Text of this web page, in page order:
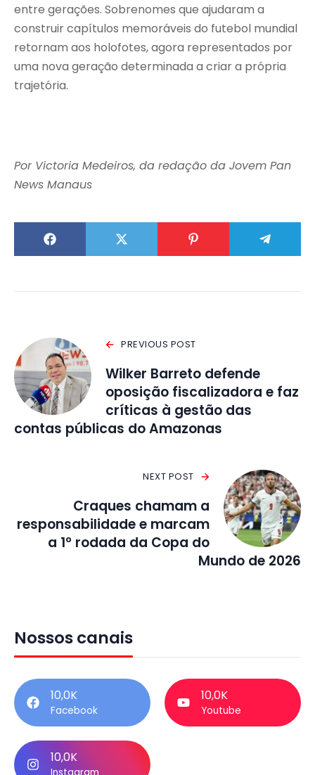
entre gerações. Sobrenomes que ajudaram a
construir capítulos memoráveis do futebol mundial
retornam aos holofotes, agora representados por
uma nova geração determinada a criar a própria
trajetória.
Por Victoria Medeiros, da redação da Jovem Pan
News Manaus
PREVIOUS POST
Wilker Barreto defende
oposição fiscalizadora e faz
críticas à gestão das
contas públicas do Amazonas
NEXT POST
Craques chamam a
responsabilidade e marcam
a 1º rodada da Copa do
Mundo de 2026
Nossos canais
10,0K
Facebook
10,0K
Youtube
10,0K